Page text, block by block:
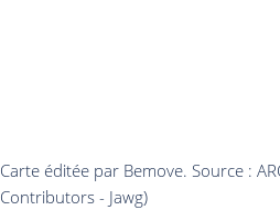
Carte éditée par Bemove. Source :
Contributors - Jawg)